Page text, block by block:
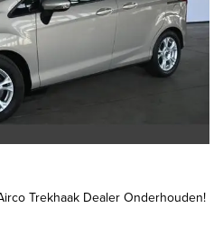
Trekhaak Dealer Onderhouden!